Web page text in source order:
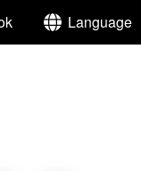
Language